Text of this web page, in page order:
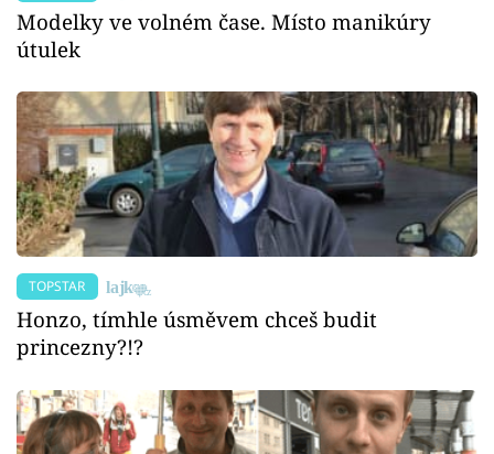
Modelky ve volném čase. Místo manikúry
útulek
TOPSTAR
Honzo, tímhle úsměvem chceš budit
princezny?!?